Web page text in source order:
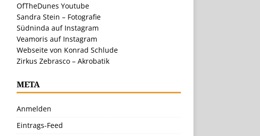
OfTheDunes Youtube
Sandra Stein – Fotografie
Südninda auf Instagram
Veamoris auf Instagram
Webseite von Konrad Schlude
Zirkus Zebrasco – Akrobatik
META
Anmelden
Eintrags-Feed